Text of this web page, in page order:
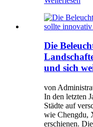
Die
und sich
von
In den letzten
Städte auf
wie Chengdu,
erschienen.